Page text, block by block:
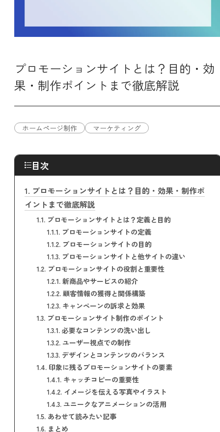
プロモーションサイトとは？目的・効
果・制作ポイントまで徹底解説
ホームページ制作 マーケティング
目次
1. プロモーションサイトとは？目的・効果・制作ポ
イントまで徹底解説
1.1.プロモーションサイトとは？定義と目的
1.1.1.プロモーションサイトの定義
1.1.2.プロモーションサイトの目的
1.1.3.プロモーションサイトと他サイトの違い
1.2.プロモーションサイトの役割と重要性
1.2.1.新商品やサービスの紹介
1.2.2.顧客情報の獲得と関係構築
1.2.3.キャンペーンの訴求と効果
1.3.プロモーションサイト制作のポイント
1.3.1.必要なコンテンツの洗い出し
1.3.2.ユーザー視点での制作
1.3.3.デザインとコンテンツのバランス
1.4.印象に残るプロモーションサイトの要素
1.4.1.キャッチコピーの重要性
1.4.2.イメージを伝える写真やイラスト
1.4.3.ユニークなアニメーションの活用
1.5.あわせて読みたい記事
1.6.まとめ